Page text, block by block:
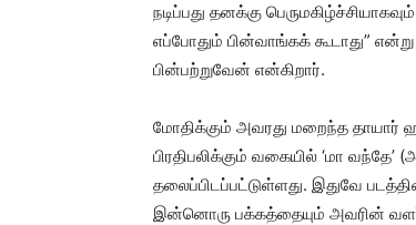
நடிப்பது தனக்கு
எப்போதும் பின்வாங்கக் கூடாது”
பின்பற்றுவேன் என்கிறார்.
மோதிக்கும் அவரது மறைந்த தாயார்
பிரதிபலிக்கும் வகையில் ‘மா
தலைப்பிடப்பட்டுள்ளது. இதுவே
இன்னொரு பக்கத்தையும் அவரின்